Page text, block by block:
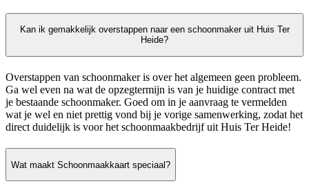
Kan ik gemakkelijk overstappen naar een schoonmaker uit Huis Ter
Heide?
Overstappen van schoonmaker is over het algemeen geen probleem.
Ga wel even na wat de opzegtermijn is van je huidige contract met
je bestaande schoonmaker. Goed om in je aanvraag te vermelden
wat je wel en niet prettig vond bij je vorige samenwerking, zodat het
direct duidelijk is voor het schoonmaakbedrijf uit Huis Ter Heide!
Wat maakt Schoonmaakkaart speciaal?